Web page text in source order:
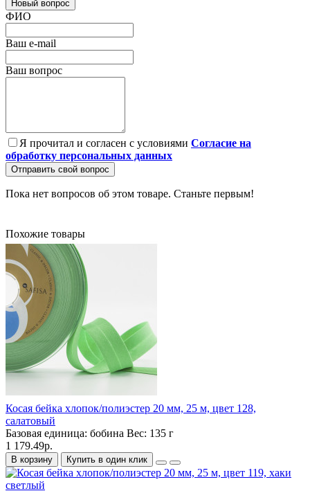
Новый вопрос
ФИО
Ваш e-mail
Ваш вопрос
Я прочитал и согласен с условиями Согласие на
обработку персональных данных
Отправить свой вопрос
Пока нет вопросов об этом товаре. Станьте первым!
Похожие товары
Косая бейка хлопок/полиэстер 20 мм, 25 м, цвет 128,
салатовый
Базовая единица: бобина Вес: 135 г
1 179.49р.
В корзину Купить в один клик